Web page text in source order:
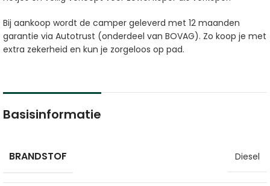
Bij aankoop wordt de camper geleverd met 12 maanden
garantie via Autotrust (onderdeel van BOVAG). Zo koop je met
extra zekerheid en kun je zorgeloos op pad.
Basisinformatie
BRANDSTOF Diesel